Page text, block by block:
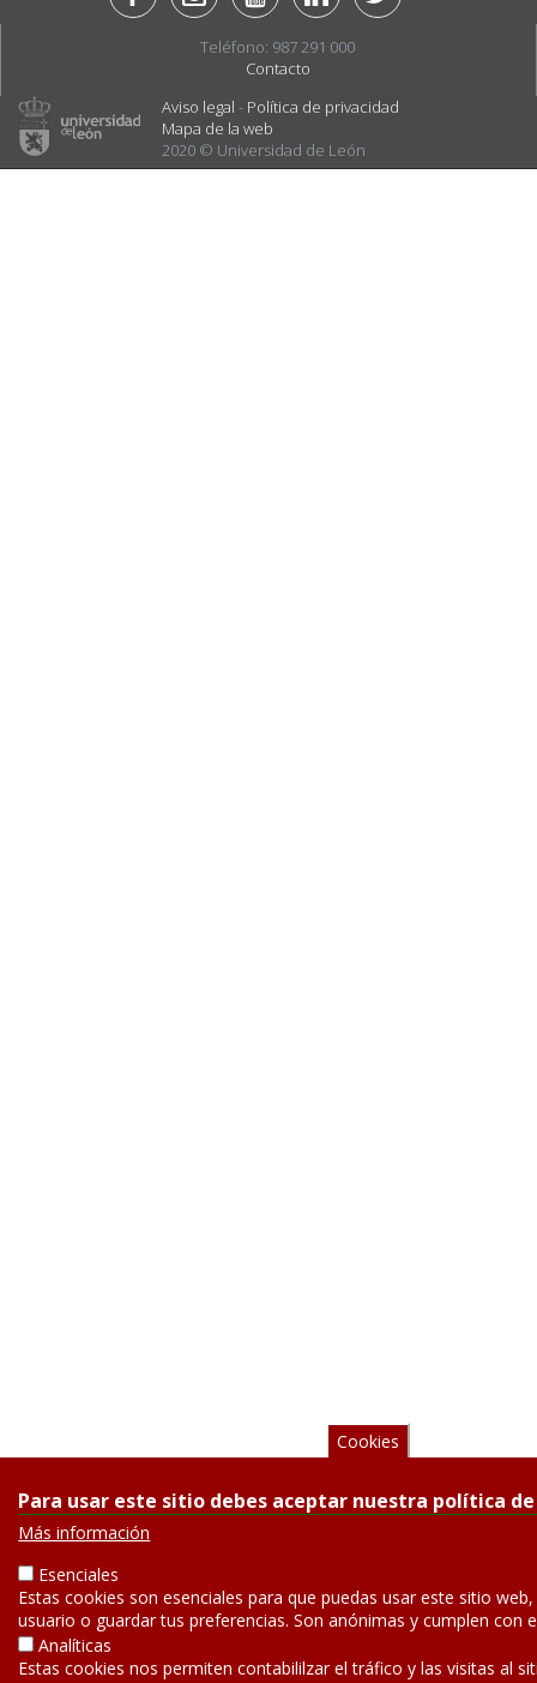
Teléfono: 987 291 000
Contacto
Aviso legal - Política de privacidad
Mapa de la web
2020 © Universidad de León
Cookies
Para usar este sitio debes aceptar nuestra política
Más información
Esenciales
Estas cookies son esenciales para que puedas usar este sitio
usuario o guardar tus preferencias. Son anónimas y cumplen con
Analíticas
Estas cookies nos permiten contabililzar el tráfico y las visitas al